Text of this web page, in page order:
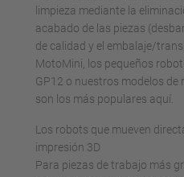
limpieza mediante la
acabado de las piezas
de calidad y el embalaje/
MotoMini, los pequeños
GP12 o nuestros modelos
son los más populares aquí.
Los robots que mueven
impresión 3D
Para piezas de trabajo más